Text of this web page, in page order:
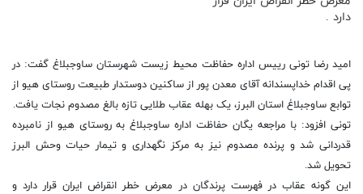
دارد .
امید رضا تونی رییس اداره حفاظت محیط زیست شهرستان ساوجبلاغ گفت: در
پی اقدام خداپسندانه آقای معدن پور از ساکنین دوستدار طبیعت روستای هیو از
توابع ساوجبلاغ استان البرز، یک بهله عقاب طلایی تازه بالغ مصدوم نجات یافت.
تونی افزود: با مراجعه یگان حفاظت اداره ساوجبلاغ به روستای هیو از نامبرده
قدردانی شد و پرنده مصدوم نیز به مرکز نگهداری و تیمار حیات وحش البرز
تحویل شد.
این گونه عقاب در فهرست پرندگان در معرض خطر انقراض ایران قرار دارد و